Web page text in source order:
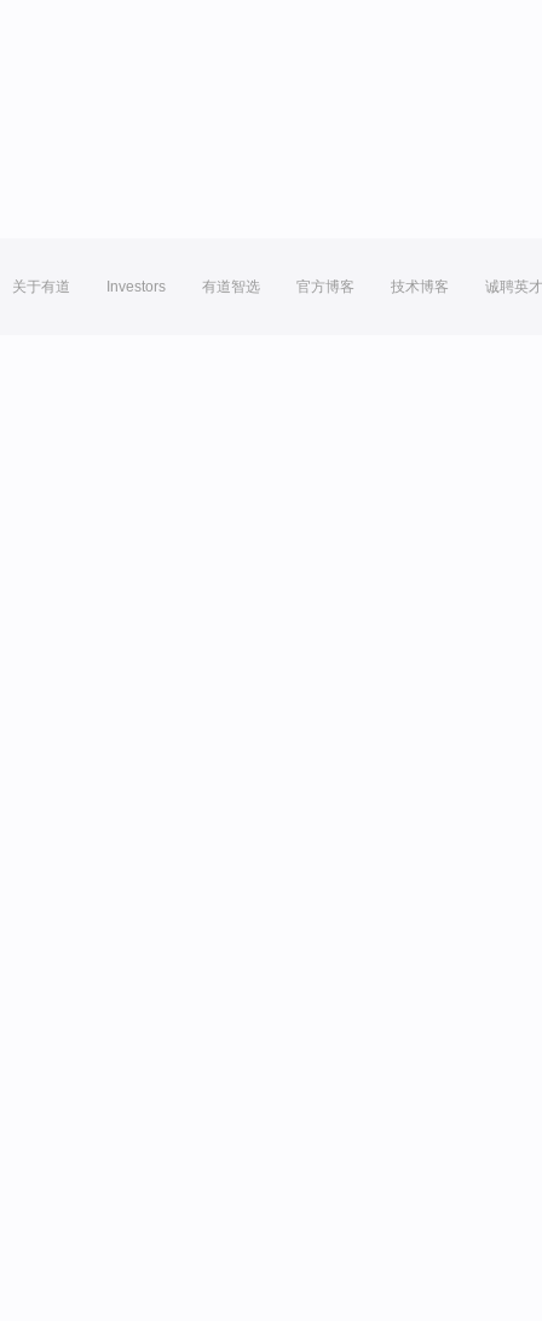
关于有道 Investors 有道智选 官方博客 技术博客 诚聘英才